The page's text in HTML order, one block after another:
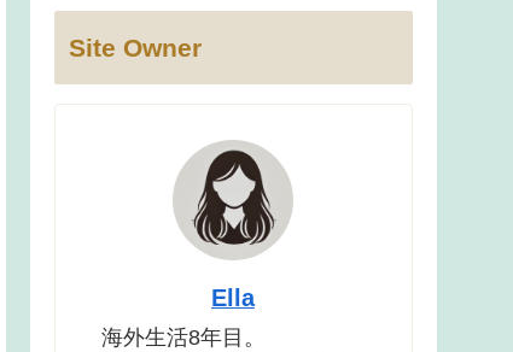
Site Owner
Ella
海外生活8年目。